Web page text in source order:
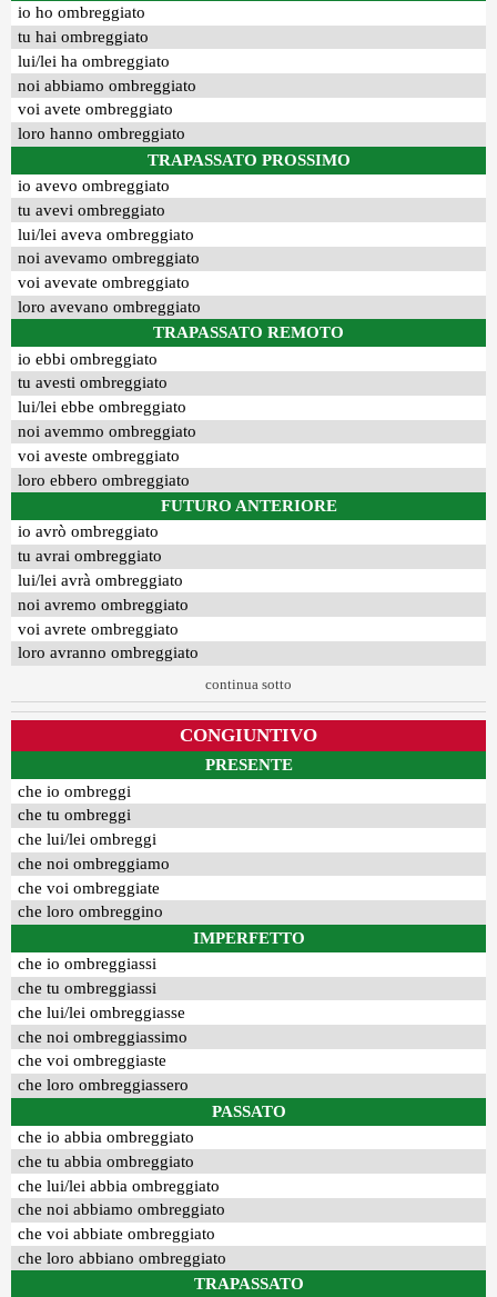
io ho ombreggiato
tu hai ombreggiato
lui/lei ha ombreggiato
noi abbiamo ombreggiato
voi avete ombreggiato
loro hanno ombreggiato
TRAPASSATO PROSSIMO
io avevo ombreggiato
tu avevi ombreggiato
lui/lei aveva ombreggiato
noi avevamo ombreggiato
voi avevate ombreggiato
loro avevano ombreggiato
TRAPASSATO REMOTO
io ebbi ombreggiato
tu avesti ombreggiato
lui/lei ebbe ombreggiato
noi avemmo ombreggiato
voi aveste ombreggiato
loro ebbero ombreggiato
FUTURO ANTERIORE
io avrò ombreggiato
tu avrai ombreggiato
lui/lei avrà ombreggiato
noi avremo ombreggiato
voi avrete ombreggiato
loro avranno ombreggiato
continua sotto
CONGIUNTIVO
PRESENTE
che io ombreggi
che tu ombreggi
che lui/lei ombreggi
che noi ombreggiamo
che voi ombreggiate
che loro ombreggino
IMPERFETTO
che io ombreggiassi
che tu ombreggiassi
che lui/lei ombreggiasse
che noi ombreggiassimo
che voi ombreggiaste
che loro ombreggiassero
PASSATO
che io abbia ombreggiato
che tu abbia ombreggiato
che lui/lei abbia ombreggiato
che noi abbiamo ombreggiato
che voi abbiate ombreggiato
che loro abbiano ombreggiato
TRAPASSATO